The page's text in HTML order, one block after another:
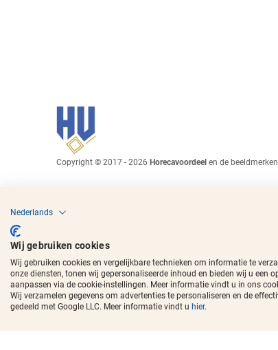
Copyright © 2017 - 2026 Horecavoordeel en de
Nederlands
Wij gebruiken cookies
Wij gebruiken cookies en vergelijkbare technieken om informatie te
onze diensten, tonen wij gepersonaliseerde inhoud en bieden wij u een
aanpassen via de cookie-instellingen. Meer informatie vindt u in ons
Wij verzamelen gegevens om advertenties te personaliseren en de
gedeeld met Google LLC. Meer informatie vindt u hier.